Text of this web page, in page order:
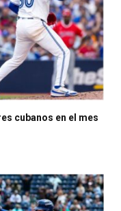
cubanos en el mes